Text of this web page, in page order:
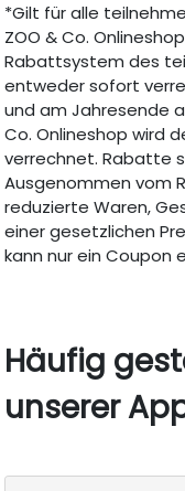
*Gilt für alle
ZOO & Co.
Rabattsystem des
entweder sofort
und am Jahresende
Co. Onlineshop wird
verrechnet. Rabatte
Ausgenommen vom
reduzierte Waren,
einer gesetzlichen
kann nur ein Coupon
Häufig
unserer